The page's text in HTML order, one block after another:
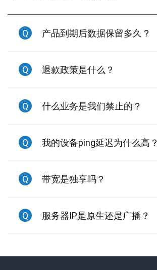
Q 产品到期后数据保留多久？
Q 退款政策是什么？
Q 什么业务是我们禁止的？
Q 我的设备ping延迟为什么高？
Q 带宽是独享吗？
Q 服务器IP是原生还是广播？